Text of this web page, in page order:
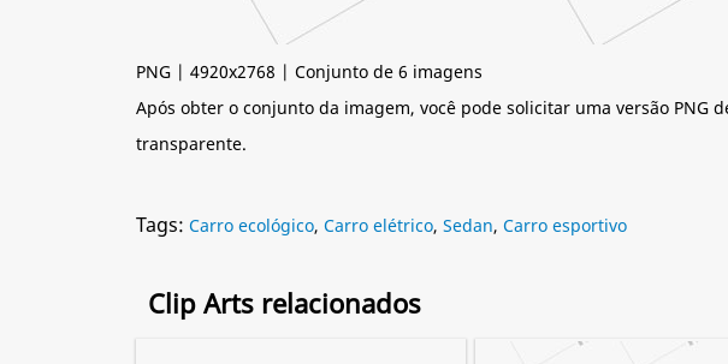
PNG | 4920x2768 | Conjunto de 6 imagens
Após obter o conjunto da imagem, você pode solicitar uma versão PNG
transparente.
Tags: Carro ecológico, Carro elétrico, Sedan, Carro esportivo
Clip Arts relacionados